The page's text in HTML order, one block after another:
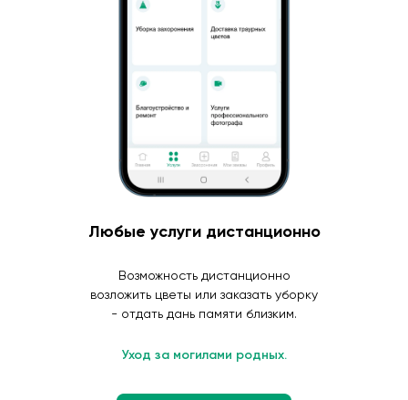
Любые услуги дистанционно
Возможность дистанционно
возложить цветы или заказать уборку
- отдать дань памяти близким.
Уход за могилами родных.